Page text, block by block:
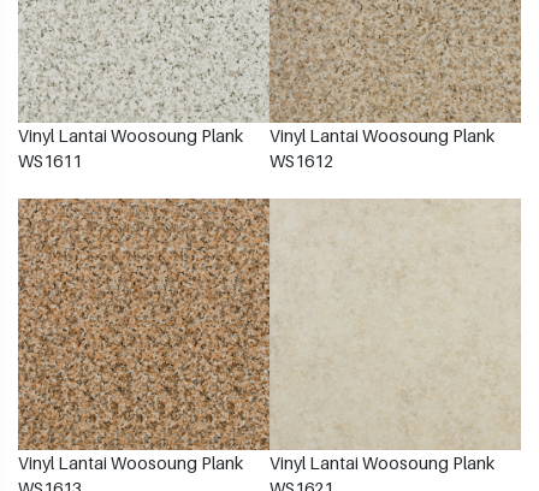
Vinyl Lantai Woosoung Plank
WS1611
Vinyl Lantai Woosoung Plank
WS1612
Vinyl Lantai Woosoung Plank
Vinyl Lantai Woosoung Plank